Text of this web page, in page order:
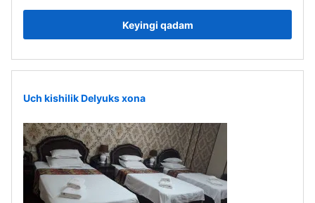
Keyingi qadam
Uch kishilik Delyuks xona